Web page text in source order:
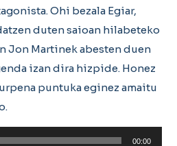
Ohi bezala Egiar,
duten saioan hilabeteko
Jon Martinek abesten duen
izan dira hizpide. Honez
puntuka eginez amaitu
00:00